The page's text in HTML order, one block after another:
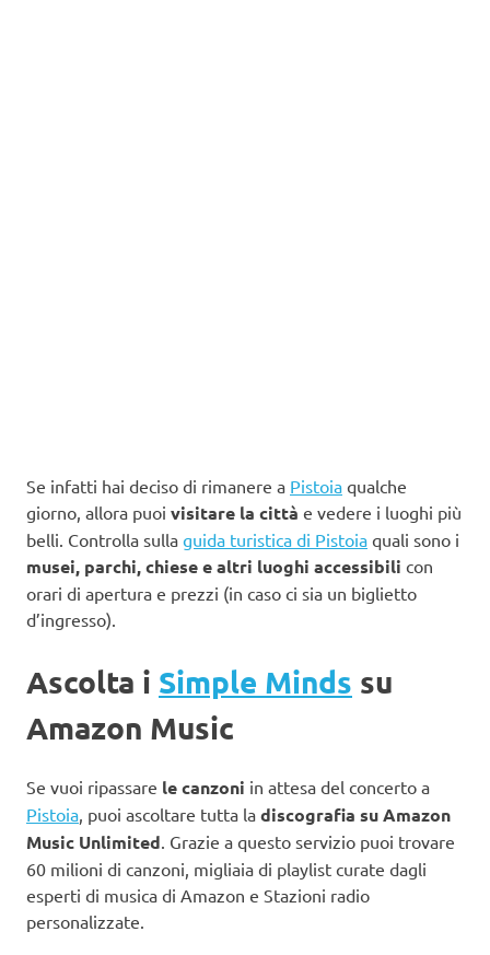
Se infatti hai deciso di rimanere a Pistoia qualche
giorno, allora puoi visitare la città e vedere i luoghi più
belli. Controlla sulla guida turistica di Pistoia quali sono i
musei, parchi, chiese e altri luoghi accessibili con
orari di apertura e prezzi (in caso ci sia un biglietto
d’ingresso).
Ascolta i Simple Minds su
Amazon Music
Se vuoi ripassare le canzoni in attesa del concerto a
Pistoia , puoi ascoltare tutta la discografia su Amazon
Music Unlimited . Grazie a questo servizio puoi trovare
60 milioni di canzoni, migliaia di playlist curate dagli
esperti di musica di Amazon e Stazioni radio
personalizzate.